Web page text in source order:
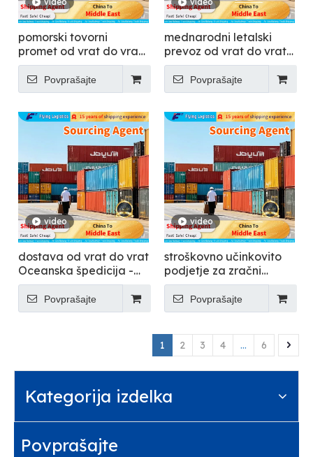
pomorski tovorni
promet od vrat do vrat
- Flying
Povprašajte
mednarodni letalski
prevoz od vrat do vrat
v več kot 200 držav -
FlyingPovprašajte
video
dostava od vrat do vrat
Oceanska špedicija -
Flying
Povprašajte
video
stroškovno učinkovito
podjetje za zračni
prevoz razsutega
tovora - Flying
Povprašajte
1 2 3 4 ... 6
Kategorija izdelka
Povprašajte